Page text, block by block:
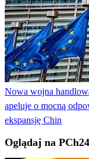
Nowa wojna
apeluje o mocną
ekspansję Chin
Oglądaj na